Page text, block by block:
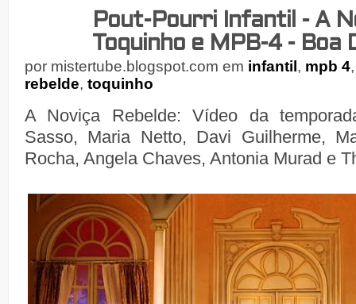
,
de
Pout-Pourri Infantil - A
Toquinho e MPB-4 - Boa
por mistertube.blogspot.com em infantil , mpb 4
rebelde, toquinho
A Noviça Rebelde: Vídeo da
Sasso, Maria Netto, Davi Guilherme,
Rocha, Angela Chaves, Antonia Murad e